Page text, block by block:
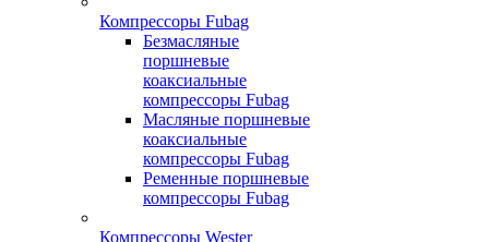
Компрессоры Fubag
Безмасляные
поршневые
коаксиальные
компрессоры Fubag
Масляные поршневые
коаксиальные
компрессоры Fubag
Ременные поршневые
компрессоры Fubag
Компрессоры Wester